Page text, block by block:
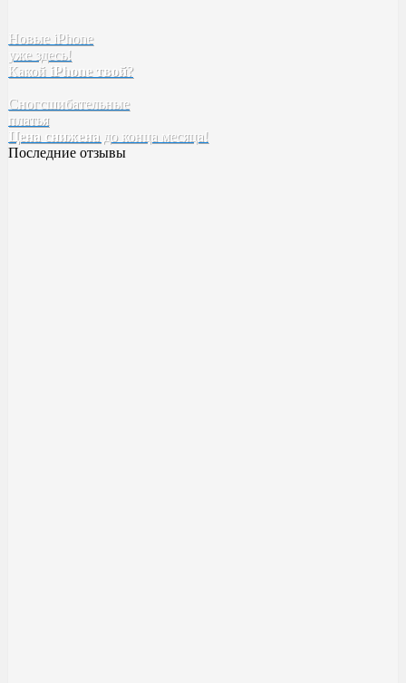
Новые iPhone
уже здесь!
Какой iPhone твой?
Сногсшибательные
платья
Цена снижена до конца месяца!
Последние отзывы